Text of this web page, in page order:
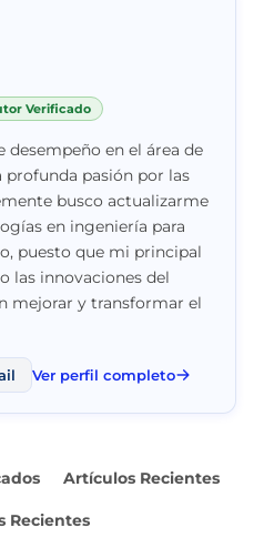
Verificado
en el área de
profunda pasión por las
busco actualizarme
en ingeniería para
puesto que mi principal
las innovaciones del
mejorar y transformar el
Ver perfil completo
Artículos Recientes
Recientes